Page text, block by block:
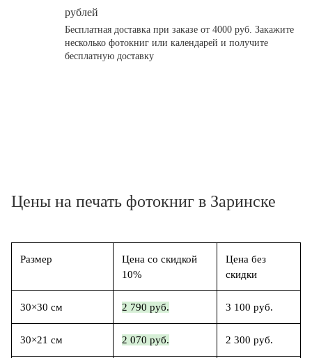
рублей
Бесплатная доставка при заказе от 4000 руб. Закажите
несколько фотокниг или календарей и получите
бесплатную доставку
Цены на печать фотокниг в Заринске
Размер
Цена со скидкой
10%
Цена без
скидки
30×30 см 2 790 руб. 3 100 руб.
30×21 см 2 070 руб. 2 300 руб.